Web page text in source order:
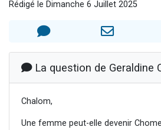
Il reste 49 places pour
Eva vient de donner
3 personnes viennent de
Rédigé le Dimanche 6 Juillet 2025
La question de Geraldine
Chalom,
Une femme peut-elle devenir